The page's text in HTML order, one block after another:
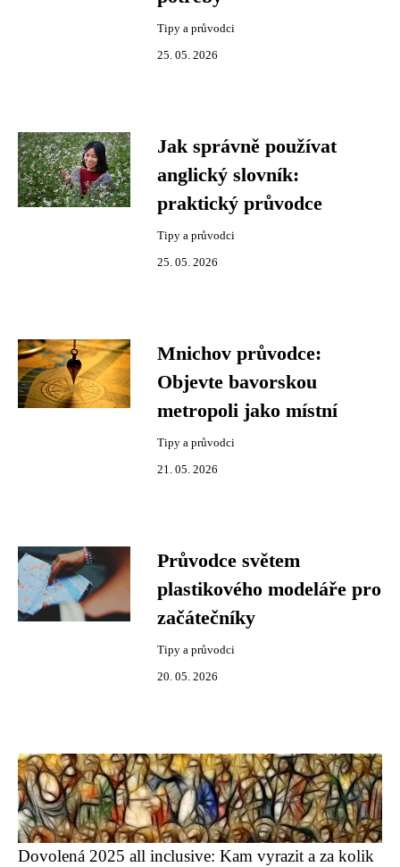
Tipy a průvodci
25. 05. 2026
Jak správně používat
anglický slovník:
praktický průvodce
Tipy a průvodci
25. 05. 2026
Mnichov průvodce:
Objevte bavorskou
metropoli jako místní
Tipy a průvodci
21. 05. 2026
Průvodce světem
plastikového modeláře pro
začátečníky
Tipy a průvodci
20. 05. 2026
Dovolená 2025 all inclusive: Kam vyrazit a za kolik